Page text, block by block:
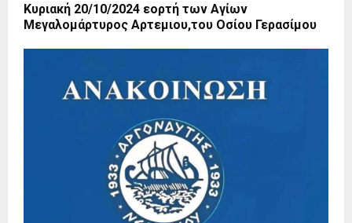
Κυριακή 20/10/2024 εορτή των Αγίων
Μεγαλομάρτυρος Αρτεμιου,του Οσίου Γερασίμου